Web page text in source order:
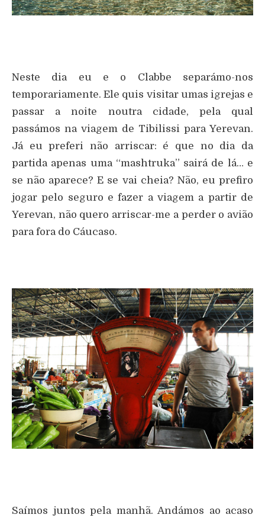
Neste dia eu e o Clabbe separámo-nos
temporariamente. Ele quis visitar umas igrejas e
passar a noite noutra cidade, pela qual
passámos na viagem de Tibilissi para Yerevan.
Já eu preferi não arriscar: é que no dia da
partida apenas uma “mashtruka” sairá de lá… e
se não aparece? E se vai cheia? Não, eu prefiro
jogar pelo seguro e fazer a viagem a partir de
Yerevan, não quero arriscar-me a perder o avião
para fora do Cáucaso.
Saímos juntos pela manhã. Andámos ao acaso